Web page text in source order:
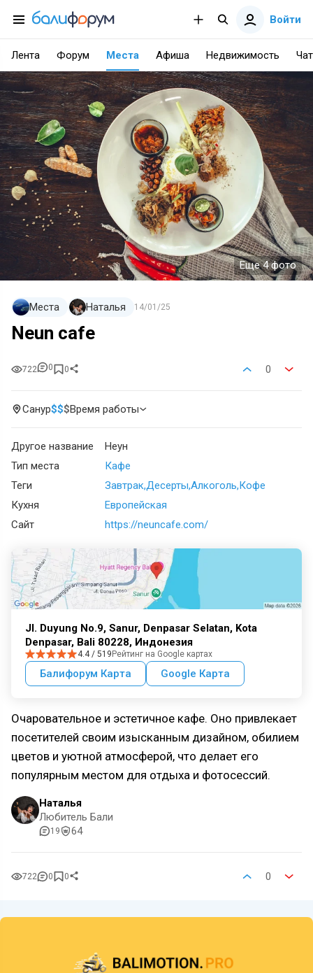
Войти
Лента Форум Места Афиша Недвижимость Чат
Еще 4 фото
Места Наталья 14/01/25
Neun cafe
722 0 0 0
Санур$$$Время работы
Другое название
Неун
Тип места
Кафе
Теги
ЗавтракДесерты Алкоголь Кофе
Кухня
Европейская
Сайт
https://neuncafe.com/
Jl. Duyung No.9, Sanur, Denpasar Selatan, Kota
Denpasar, Bali 80228, Индонезия
4.4 / 519Рейтинг на Google картах
Балифорум Карта Google Карта
Очаровательное и эстетичное кафе. Оно привлекает
посетителей своим изысканным дизайном, обилием
цветов и уютной атмосферой, что делает его
популярным местом для отдыха и фотосессий.
Наталья
Любитель Бали
19 64
722 0 0 0